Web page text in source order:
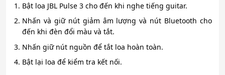
Bật loa JBL Pulse 3 cho đến khi nghe tiếng guitar.
Nhấn và giữ nút giảm âm lượng và nút Bluetooth cho
đến khi đèn đổi màu và tắt.
Nhấn giữ nút nguồn để tắt loa hoàn toàn.
Bật lại loa để kiểm tra kết nối.